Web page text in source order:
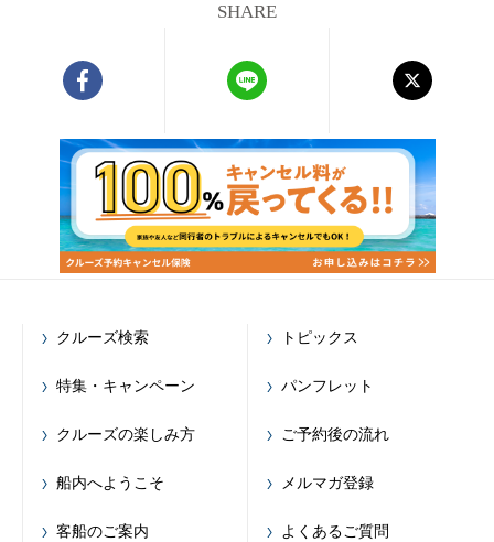
SHARE
クルーズ検索
特集・キャンペーン
クルーズの楽しみ方
船内へようこそ
客船のご案内
トピックス
パンフレット
ご予約後の流れ
メルマガ登録
よくあるご質問